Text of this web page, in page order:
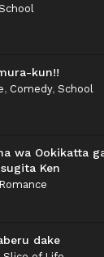
kun!!
, Comedy, School
wa Ookikatta
Ken
Romance
dake